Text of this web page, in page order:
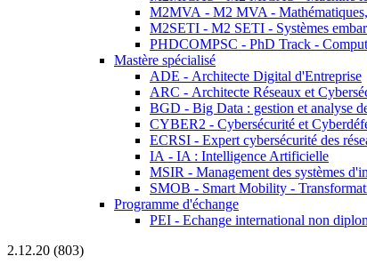
M2MVA - M2 MVA -
M2SETI - M2 SETI - Systèmes
PHDCOMPSC - PhD Track -
Mastère spécialisé
ADE - Architecte Digital d'Entreprise
ARC - Architecte Réseaux et
BGD - Big Data : gestion et analyse
CYBER2 - Cybersécurité et
ECRSI - Expert cybersécurité des
IA - IA : Intelligence Artificielle
MSIR - Management des systèmes
SMOB - Smart Mobility -
Programme d'échange
PEI - Echange international non
2.12.20 (803)